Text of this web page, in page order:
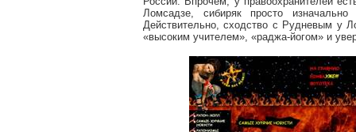
Ломсадзе, сибиряк просто
Действительно, сходство с Рудневым у
«высоким учителем», «раджа-йогом» и